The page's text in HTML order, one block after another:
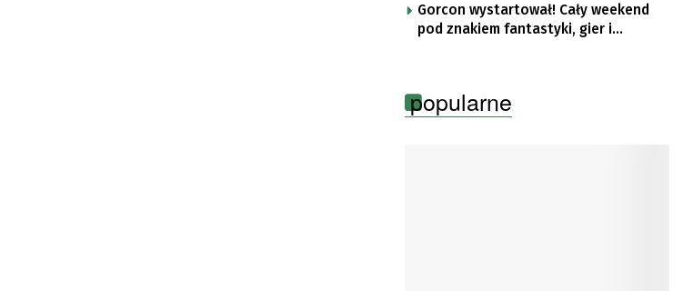
Gorcon wystartował! Cały weekend
pod znakiem fantastyki, gier i
popularne